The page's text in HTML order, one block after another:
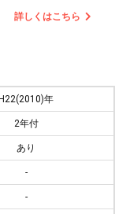
詳しくはこちら
年
2年付
あり
-
-